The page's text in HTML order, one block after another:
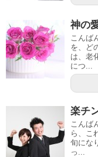
神の
こんば
を、ど
は、老
につ...
楽チ
こんば
ら、こ
旬にな
っ...